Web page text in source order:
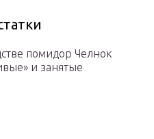
помидор Челнок
и занятые